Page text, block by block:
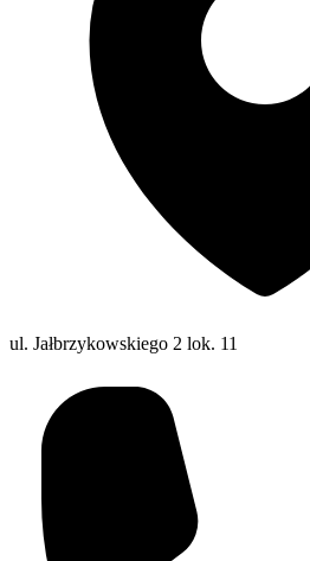
ul. Jałbrzykowskiego 2 lok. 11